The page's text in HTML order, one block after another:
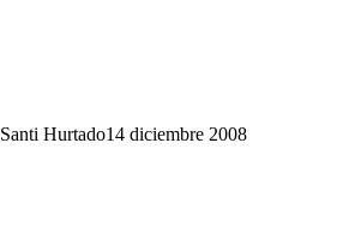
Santi Hurtado14 diciembre 2008